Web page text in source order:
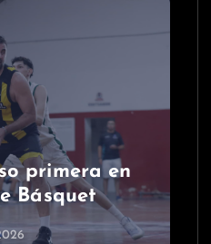
primera en
Básquet